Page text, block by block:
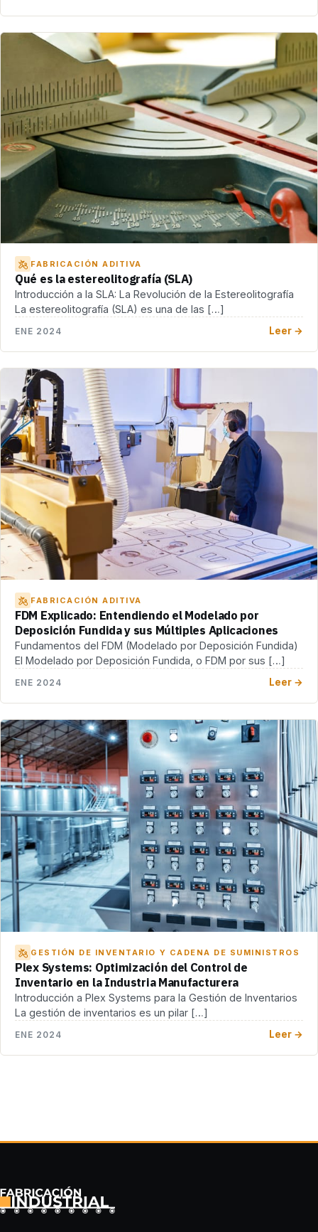
FABRICACIÓN ADITIVA
Qué es la estereolitografía (SLA)
Introducción a la SLA: La Revolución de la Estereolitografía
La estereolitografía (SLA) es una de las […]
ENE 2024 Leer →
FABRICACIÓN ADITIVA
FDM Explicado: Entendiendo el Modelado por
Deposición Fundida y sus Múltiples Aplicaciones
Fundamentos del FDM (Modelado por Deposición Fundida)
El Modelado por Deposición Fundida, o FDM por sus […]
ENE 2024 Leer →
GESTIÓN DE INVENTARIO Y CADENA DE SUMINISTROS
Plex Systems: Optimización del Control de
Inventario en la Industria Manufacturera
Introducción a Plex Systems para la Gestión de Inventarios
La gestión de inventarios es un pilar […]
ENE 2024 Leer →